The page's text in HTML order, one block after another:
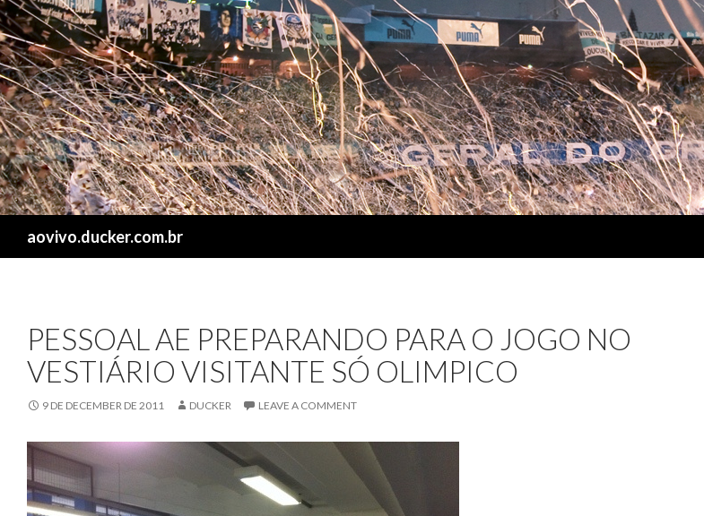
aovivo.ducker.com.br
PESSOAL AE PREPARANDO PARA O JOGO NO
VESTIÁRIO VISITANTE SÓ OLIMPICO
9 DE DECEMBER DE 2011 DUCKER LEAVE A COMMENT